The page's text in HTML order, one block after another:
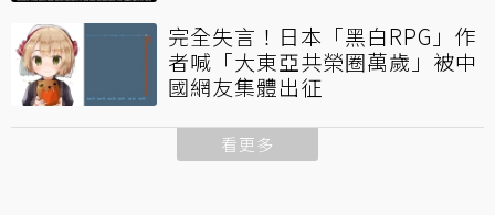
完全失言！日本「黑白RPG」作
者喊「大東亞共榮圈萬歲」被中
國網友集體出征
看更多